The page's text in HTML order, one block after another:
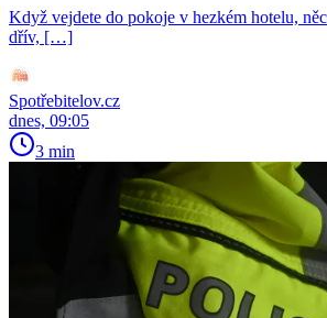
Když vejdete do pokoje v hezkém hotelu,
dřív, […]
Spotřebitelov.cz
dnes, 09:05
3 min